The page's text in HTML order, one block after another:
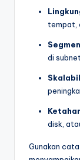
tempat,
di
disk,
Gunakan